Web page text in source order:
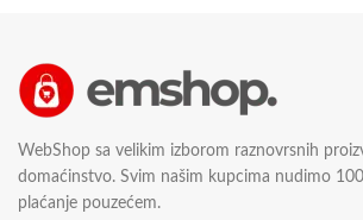
WebShop sa velikim izborom raznovrsnih
domaćinstvo. Svim našim kupcima nudimo
plaćanje pouzećem.